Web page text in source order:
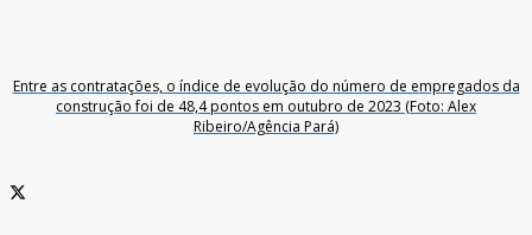
Entre as contratações, o índice de evolução do número de empregados da
construção foi de 48,4 pontos em outubro de 2023 (Foto: Alex
Ribeiro/Agência Pará)